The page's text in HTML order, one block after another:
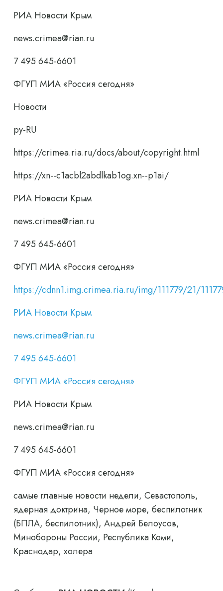
РИА Новости Крым
news.crimea@rian.ru
7 495 645-6601
ФГУП МИА «Россия сегодня»
Новости
ру-RU
https://crimea.ria.ru/docs/about/copyright.html
https://xn--c1acbl2abdlkab1og.xn--p1ai/
РИА Новости Крым
news.crimea@rian.ru
7 495 645-6601
ФГУП МИА «Россия сегодня»
https://cdnn1.img.crimea.ria.ru/img/111779/21/
РИА Новости Крым
news.crimea@rian.ru
7 495 645-6601
ФГУП МИА «Россия сегодня»
РИА Новости Крым
news.crimea@rian.ru
7 495 645-6601
ФГУП МИА «Россия сегодня»
самые главные новости недели, Севастополь,
ядерная доктрина, Черное море, беспилотник
(БПЛА, беспилотник), Андрей Белоусов,
Минобороны России, Республика Коми,
Краснодар, холера